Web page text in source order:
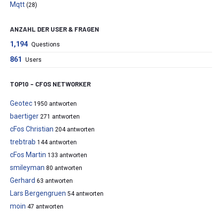
Mqtt (28)
ANZAHL DER USER & FRAGEN
1,194 Questions
861 Users
TOP10 – CFOS NETWORKER
Geotec 1950 antworten
baertiger 271 antworten
cFos Christian 204 antworten
trebtrab 144 antworten
cFos Martin 133 antworten
smileyman 80 antworten
Gerhard 63 antworten
Lars Bergengruen 54 antworten
moin 47 antworten